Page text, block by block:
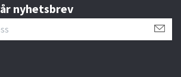
nyhetsbrev